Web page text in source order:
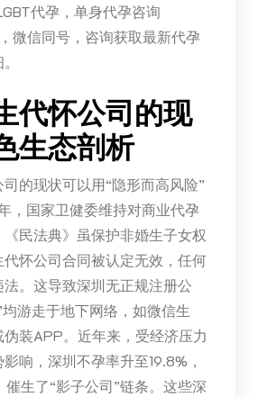
代孕，单身代孕咨询
微信同号，咨询获取最新代孕
代怀公司的现
生态剖析
的现状可以用“隐形而高风险”
，国家卫健委维持对商业代孕
民法典》虽保护非婚生子女权
怀公司合同被认定无效，任何
。这导致深圳无正规注册公
游走于地下网络，如微信生
装APP。近年来，受经济压力
响，深圳不孕率升至19.8%，
生了“影子公司”链条。这些深